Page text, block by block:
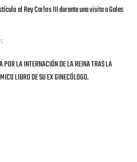
al Rey Carlos III durante una visita a Gales
POR LA INTERNACIÓN DE LA REINA TRAS LA
LIBRO DE SU EX GINECÓLOGO.